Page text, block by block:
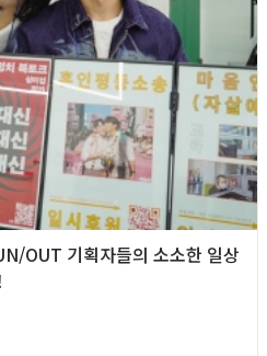
OUT 기획자들의 소소한 일상